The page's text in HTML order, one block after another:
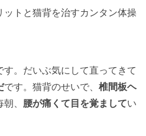
す。だいぶ気にして直ってきて
です。猫背のせいで、 椎間板ヘ
、 腰が痛くて目を覚ましてい